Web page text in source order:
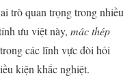
trò quan trọng trong nhiều
ưu việt này, mác thép
các lĩnh vực đòi hỏi
kiện khắc nghiệt.